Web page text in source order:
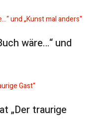
wäre…“ und
„Der traurige